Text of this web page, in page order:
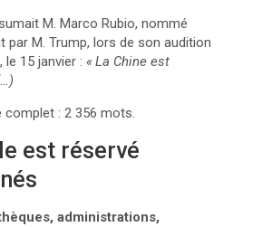
M. Marco Rubio, nommé
par M. Trump, lors de son audition
le 15 janvier : «La Chine est
complet : 2 356 mots.
est réservé
administrations,